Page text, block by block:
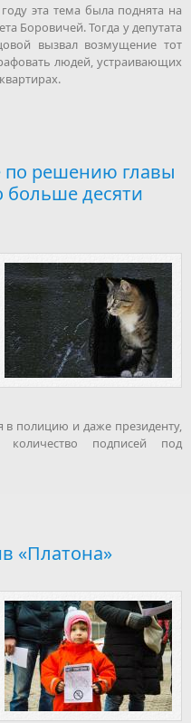
эта тема была поднята на
Боровичей. Тогда у депутата
вызвал возмущение тот
людей, устраивающих
по решению главы
больше десяти
в полицию и даже президенту,
количество подписей под
«Платона»